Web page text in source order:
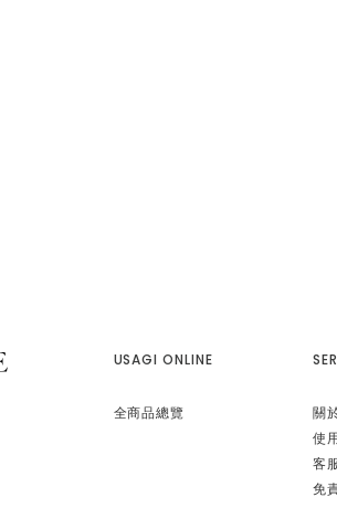
USAGI ONLINE
全商品總覽
關
使
客
免